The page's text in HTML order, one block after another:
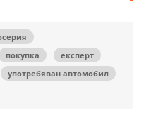
покупка
експерт
употребяван автомобил